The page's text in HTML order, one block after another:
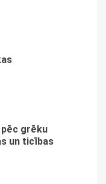
grēku
un ticības